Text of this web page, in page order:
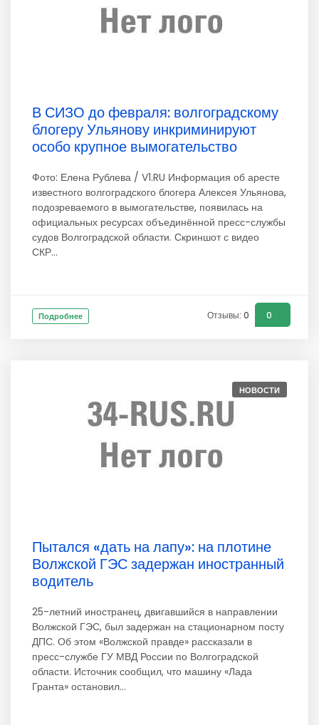
В СИЗО до февраля: волгоградскому
блогеру Ульянову инкриминируют
особо крупное вымогательство
Фото: Елена Рублева / V1.RU Информация об аресте
известного волгоградского блогера Алексея Ульянова,
подозреваемого в вымогательстве, появилась на
официальных ресурсах объединённой пресс-службы
судов Волгоградской области. Скриншот с видео
СКР...
Подробнее Отзывы: 0 0
НОВОСТИ
Пытался «дать на лапу»: на плотине
Волжской ГЭС задержан иностранный
водитель
25-летний иностранец, двигавшийся в направлении
Волжской ГЭС, был задержан на стационарном посту
ДПС. Об этом «Волжской правде» рассказали в
пресс-службе ГУ МВД России по Волгоградской
области. Источник сообщил, что машину «Лада
Гранта» остановил...